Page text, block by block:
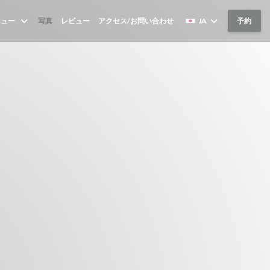
ー 写真 レビュー アクセス/お問い合わせ JA 予約